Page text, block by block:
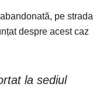
pe strada
despre acest caz
la sediul